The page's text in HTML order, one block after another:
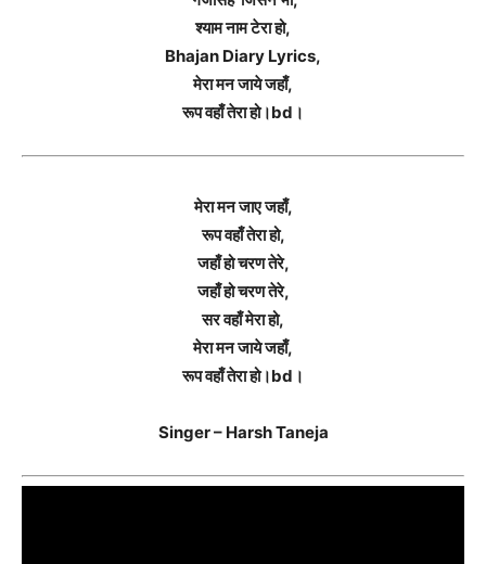
श्याम नाम टेरा हो,
Bhajan Diary Lyrics,
मेरा मन जाये जहाँ,
रूप वहाँ तेरा हो।bd।
मेरा मन जाए जहाँ,
रूप वहाँ तेरा हो,
जहाँ हो चरण तेरे,
जहाँ हो चरण तेरे,
सर वहाँ मेरा हो,
मेरा मन जाये जहाँ,
रूप वहाँ तेरा हो।bd।
Singer – Harsh Taneja